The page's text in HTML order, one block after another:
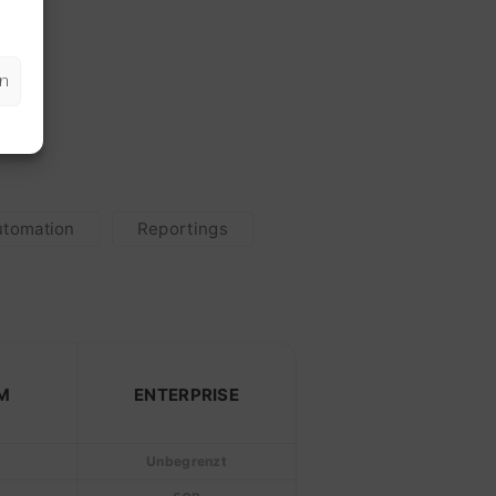
Reportings
ENTERPRISE
Unbegrenzt